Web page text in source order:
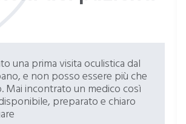
una prima visita oculistica dal
e non posso essere più che
Mai incontrato un medico così
preparato e chiaro